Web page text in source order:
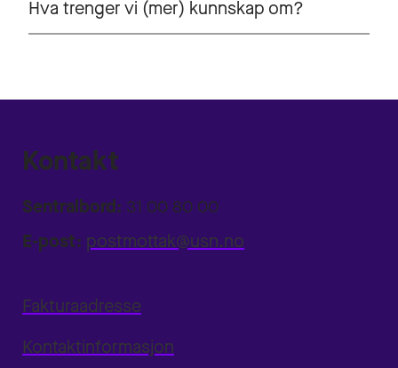
Hva trenger vi (mer) kunnskap om?
Kontakt
Sentralbord: 31 00 80 00
E-post: postmottak@usn.no
Fakturaadresse
Kontaktinformasjon